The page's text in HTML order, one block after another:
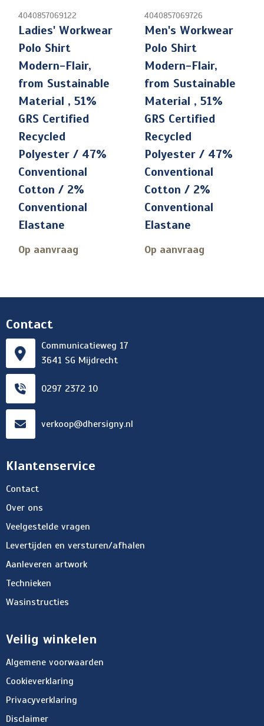
4040857069122
Ladies' Workwear
Polo Shirt
Modern-Flair,
from Sustainable
Material , 51%
GRS Certified
Recycled
Polyester / 47%
Conventional
Cotton / 2%
Conventional
Elastane
Op aanvraag
4040857069726
Men's Workwear
Polo Shirt
Modern-Flair,
from Sustainable
Material , 51%
GRS Certified
Recycled
Polyester / 47%
Conventional
Cotton / 2%
Conventional
Elastane
Op aanvraag
Contact
Communicatieweg 17
3641 SG Mijdrecht
0297 2372 10
verkoop@dhersigny.nl
Klantenservice
Contact
Over ons
Veelgestelde vragen
Levertijden en versturen/afhalen
Aanleveren artwork
Technieken
Wasinstructies
Veilig winkelen
Algemene voorwaarden
Cookieverklaring
Privacyverklaring
Disclaimer